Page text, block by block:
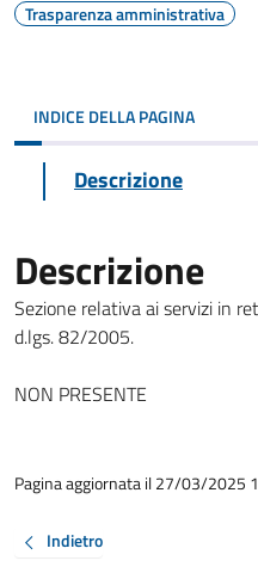
Trasparenza amministrativa
INDICE DELLA PAGINA
Descrizione
Descrizione
Sezione relativa ai servizi in
d.lgs. 82/2005.
NON PRESENTE
Pagina aggiornata il 27/03/2025
Indietro